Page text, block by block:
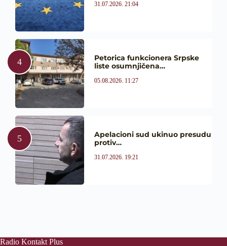
31.07.2026. 21:04
Petorica funkcionera Srpske
liste osumnjičena…
05.08.2026. 11:27
Apelacioni sud ukinuo presudu
protiv…
31.07.2026. 19:21
Radio Kontakt Plus